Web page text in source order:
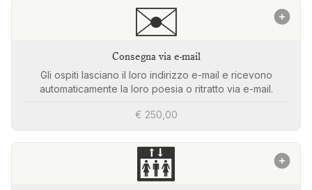
✉️
Consegna via e-mail
Gli ospiti lasciano il loro indirizzo e-mail e ricevono
automaticamente la loro poesia o ritratto via e-mail.
€ 250,00
🛗